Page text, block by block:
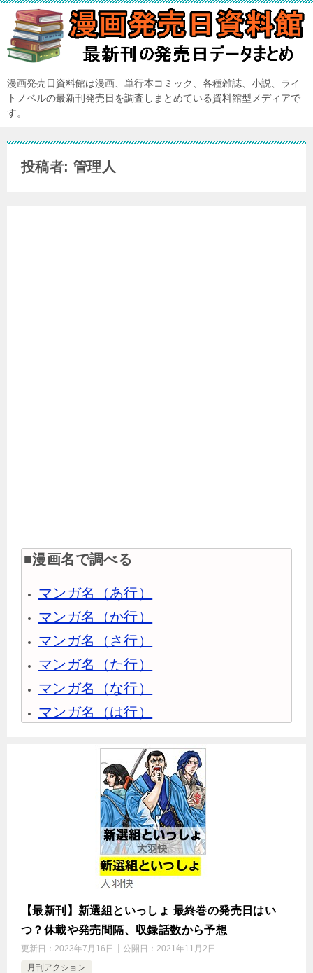
漫画発売日資料館は漫画、単行本コミック、各種雑誌、小説、ライ
トノベルの最新刊発売日を調査しまとめている資料館型メディアで
す。
投稿者: 管理人
■漫画名で調べる
マンガ名（あ行）
マンガ名（か行）
マンガ名（さ行）
マンガ名（た行）
マンガ名（な行）
マンガ名（は行）
マンガ名（や行）
マンガ名（ら行）
マンガ名（わ行）
【最新刊】新選組といっしょ 最終巻の発売日はい
つ？休載や発売間隔、収録話数から予想
更新日： 2023年7月16日 公開日： 2021年11月2日
月刊アクション